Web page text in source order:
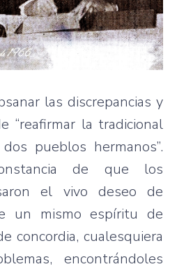
las discrepancias y
“reafirmar la tradicional
pueblos hermanos”.
de que los
el vivo deseo de
un mismo espíritu de
concordia, cualesquiera
encontrándoles